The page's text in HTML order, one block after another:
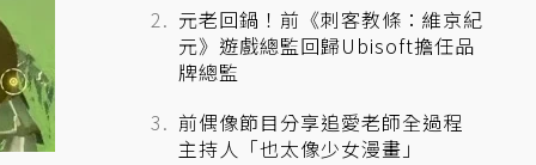
元老回鍋！前《刺客教條：維京紀
元》遊戲總監回歸Ubisoft擔任品
牌總監
前偶像節目分享追愛老師全過程
主持人「也太像少女漫畫」